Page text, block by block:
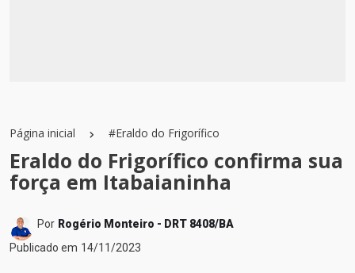
Página inicial #Eraldo do Frigorífico
Eraldo do Frigorífico confirma sua
força em Itabaianinha
Por Rogério Monteiro - DRT 8408/BA
Publicado em 14/11/2023